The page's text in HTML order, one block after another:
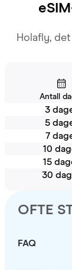
Holafly,
Antall
3
5
7
10
15
30
OFTE
FAQ